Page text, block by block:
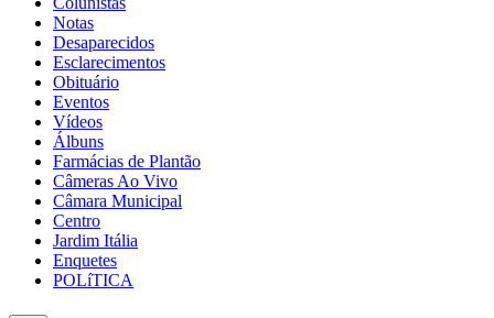
Notas
Desaparecidos
Esclarecimentos
Obituário
Eventos
Vídeos
Álbuns
Farmácias de Plantão
Câmeras Ao Vivo
Câmara Municipal
Centro
Jardim Itália
Enquetes
POLíTICA